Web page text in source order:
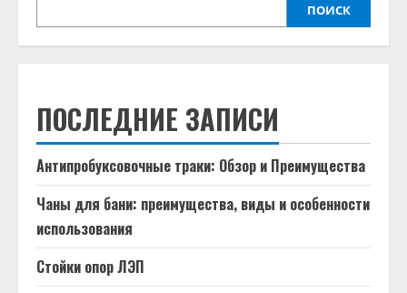
ПОИСК
ПОСЛЕДНИЕ ЗАПИСИ
Антипробуксовочные траки: Обзор и Преимущества
Чаны для бани: преимущества, виды и особенности
использования
Стойки опор ЛЭП